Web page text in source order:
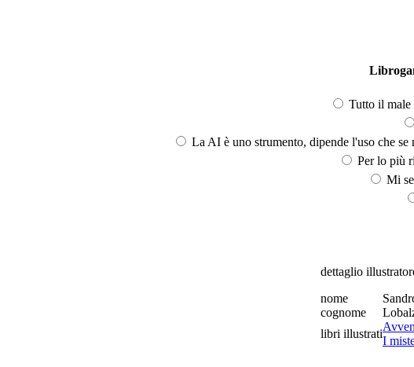
Tutto il male
La AI è uno strumento, dipende l'uso che
Per lo più
Mi
dettaglio
nome
cognome
libri illustrati
I